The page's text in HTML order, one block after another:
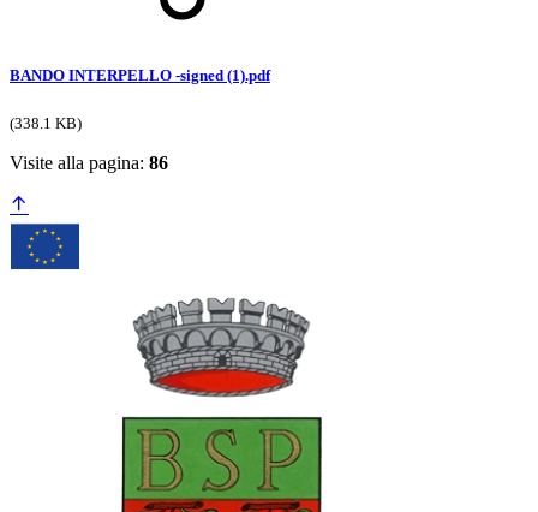
BANDO INTERPELLO -signed (1).pdf
(338.1 KB)
Visite alla pagina: 86